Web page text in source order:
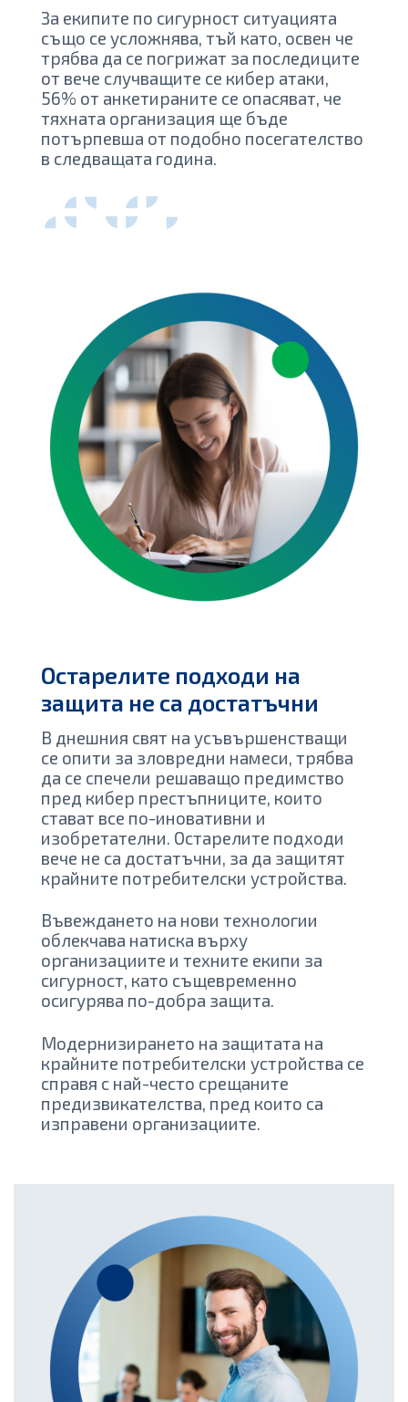
За екипите по сигурност ситуацията
също се усложнява, тъй като, освен че
трябва да се погрижат за последиците
от вече случващите се кибер атаки,
56% от анкетираните се опасяват, че
тяхната организация ще бъде
потърпевша от подобно посегателство
в следващата година.
Остарелите подходи на
защита не са достатъчни
В днешния свят на усъвършенстващи
се опити за зловредни намеси, трябва
да се спечели решаващо предимство
пред кибер престъпниците, които
стават все по-иновативни и
изобретателни. Остарелите подходи
вече не са достатъчни, за да защитят
крайните потребителски устройства.
Въвеждането на нови технологии
облекчава натиска върху
организациите и техните екипи за
сигурност, като същевременно
осигурява по-добра защита.
Модернизирането на защитата на
крайните потребителски устройства се
справя с най-често срещаните
предизвикателства, пред които са
изправени организациите.